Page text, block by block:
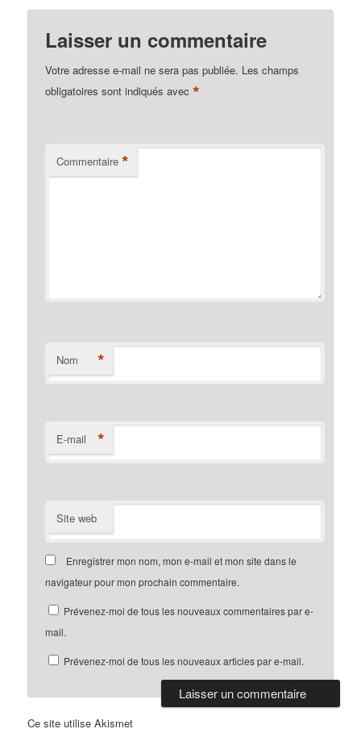
Laisser un commentaire
Votre adresse e-mail ne sera pas publiée. Les champs
obligatoires sont indiqués avec*
Commentaire *
Nom *
E-mail *
Site web
Enregistrer mon nom, mon e-mail et mon site dans le
navigateur pour mon prochain commentaire.
Prévenez-moi de tous les nouveaux commentaires par e-
mail.
Prévenez-moi de tous les nouveaux articles par e-mail.
Ce site utilise Akismet